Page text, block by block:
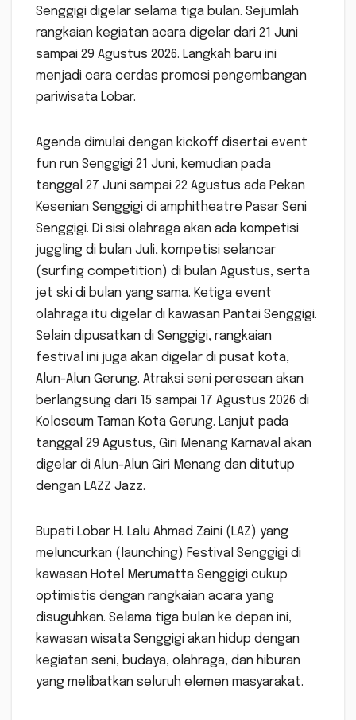
Senggigi digelar selama tiga bulan. Sejumlah
rangkaian kegiatan acara digelar dari 21 Juni
sampai 29 Agustus 2026. Langkah baru ini
menjadi cara cerdas promosi pengembangan
pariwisata Lobar.
Agenda dimulai dengan kickoff disertai event
fun run Senggigi 21 Juni, kemudian pada
tanggal 27 Juni sampai 22 Agustus ada Pekan
Kesenian Senggigi di amphitheatre Pasar Seni
Senggigi. Di sisi olahraga akan ada kompetisi
juggling di bulan Juli, kompetisi selancar
(surfing competition) di bulan Agustus, serta
jet ski di bulan yang sama. Ketiga event
olahraga itu digelar di kawasan Pantai Senggigi.
Selain dipusatkan di Senggigi, rangkaian
festival ini juga akan digelar di pusat kota,
Alun-Alun Gerung. Atraksi seni peresean akan
berlangsung dari 15 sampai 17 Agustus 2026 di
Koloseum Taman Kota Gerung. Lanjut pada
tanggal 29 Agustus, Giri Menang Karnaval akan
digelar di Alun-Alun Giri Menang dan ditutup
dengan LAZZ Jazz.
Bupati Lobar H. Lalu Ahmad Zaini (LAZ) yang
meluncurkan (launching) Festival Senggigi di
kawasan Hotel Merumatta Senggigi cukup
optimistis dengan rangkaian acara yang
disuguhkan. Selama tiga bulan ke depan ini,
kawasan wisata Senggigi akan hidup dengan
kegiatan seni, budaya, olahraga, dan hiburan
yang melibatkan seluruh elemen masyarakat.